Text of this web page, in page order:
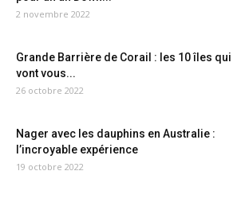
2 novembre 2022
Grande Barrière de Corail : les 10 îles qui
vont vous...
26 octobre 2022
Nager avec les dauphins en Australie :
l’incroyable expérience
19 octobre 2022